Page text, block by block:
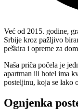
Već od 2015. godine,
Srbije kroz pažljivo
peškira i opreme za
Naša priča počela je
apartman ili hotel ima
posteljinu, koja se lako
Ognjenka